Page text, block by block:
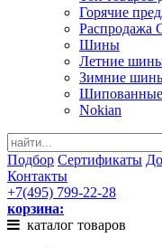
Горячие
Распродажа
Шины
Летние
Зимние
Nokian
Подбор Сертификаты
Контакты
+7(495) 799-22-28
корзина:
каталог товаров